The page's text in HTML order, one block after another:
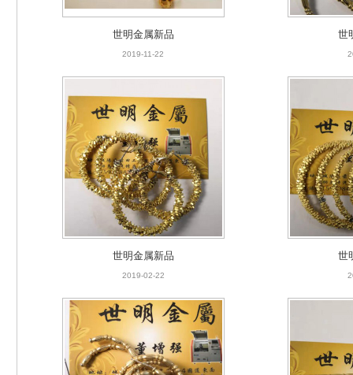
世明金属新品
2019-11-22
世明金属新品
2019-02-22
世
世明金属新品
2019-11-22
世
世明金属新品
2019-02-22
世